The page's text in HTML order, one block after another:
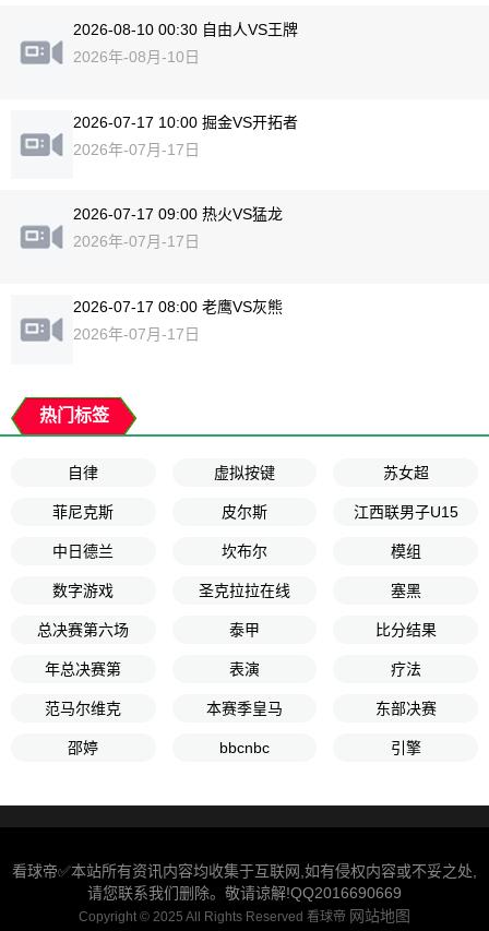
2026-08-10 00:30 自由人VS王牌
2026年-08月-10日
2026-07-17 10:00 掘金VS开拓者
2026年-07月-17日
2026-07-17 09:00 热火VS猛龙
2026年-07月-17日
2026-07-17 08:00 老鹰VS灰熊
2026年-07月-17日
热门标签
自律 虚拟按键 苏女超
菲尼克斯 皮尔斯 江西联男子U15
中日德兰 坎布尔 模组
数字游戏 圣克拉拉在线 塞黑
总决赛第六场 泰甲 比分结果
年总决赛第 表演 疗法
范马尔维克 本赛季皇马 东部决赛
邵婷 bbcnbc 引擎
看球帝✅本站所有资讯内容均收集于互联网,如有侵权内容或不妥之处,
请您联系我们删除。敬请谅解!QQ2016690669
Copyright © 2025 All Rights Reserved 看球帝 网站地图